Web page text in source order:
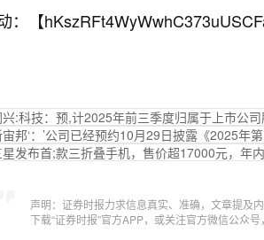
：【
兴:科技：预,计2025年前三季度归属于上市公
邦‘：’公司已经预约10月29日披露《2025年
星发布首;款三折叠手机，售价超17000元，年
声明：证券时报力求信息真实、准确，文章提及
下载“证券时报”官方APP，或关注官方微信公众